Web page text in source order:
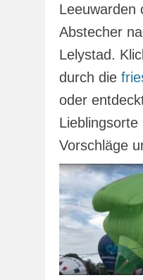
Leeuwarden
Abstecher
Lelystad.
durch die
oder
Vorschläge